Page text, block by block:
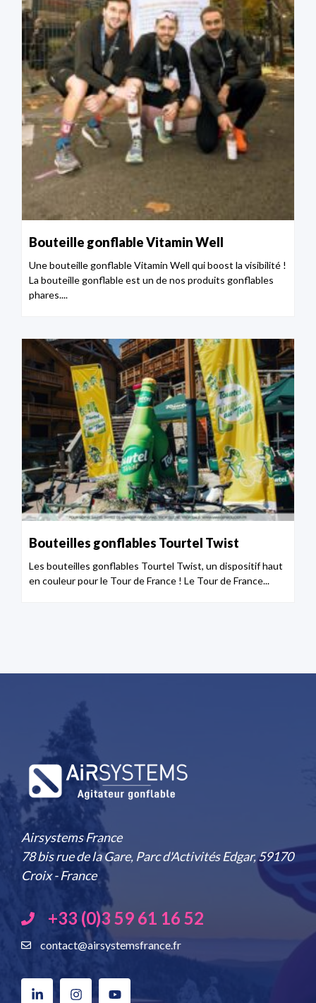
Bouteille gonflable Vitamin Well
Une bouteille gonflable Vitamin Well qui boost la visibilité !
La bouteille gonflable est un de nos produits gonflables
phares....
Bouteilles gonflables Tourtel Twist
Les bouteilles gonflables Tourtel Twist, un dispositif haut
en couleur pour le Tour de France ! Le Tour de France...
Airsystems France
78 bis rue de la Gare, Parc d'Activités Edgar, 59170
Croix - France
+33 (0)3 59 61 16 52
contact@airsystemsfrance.fr